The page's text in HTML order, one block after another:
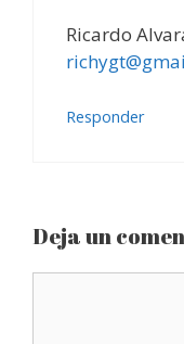
Ricardo
Responder
Deja un